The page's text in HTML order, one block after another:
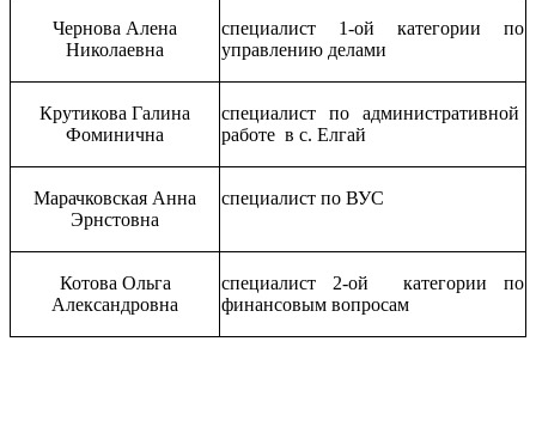
Чернова Алена
Николаевна
специалист 1-ой категории по
управлению делами
Крутикова Галина
Фоминична
специалист по административной
работе в с. Елгай
Марачковская Анна
Эрнстовна
специалист по ВУС
Котова Ольга
Александровна
специалист 2-ой категории по
финансовым вопросам